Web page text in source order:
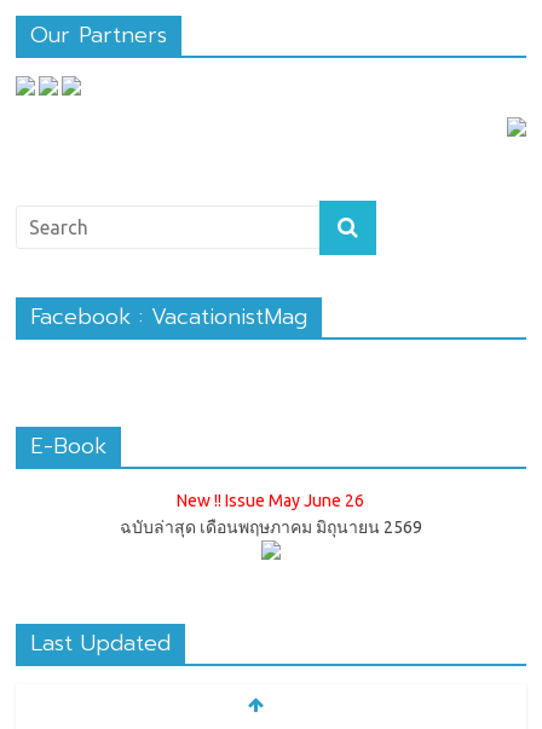
Our Partners
Facebook : VacationistMag
E-Book
New !! Issue May June 26
ฉบับล่าสุด เดือนพฤษภาคม มิถุนายน 2569
Last Updated